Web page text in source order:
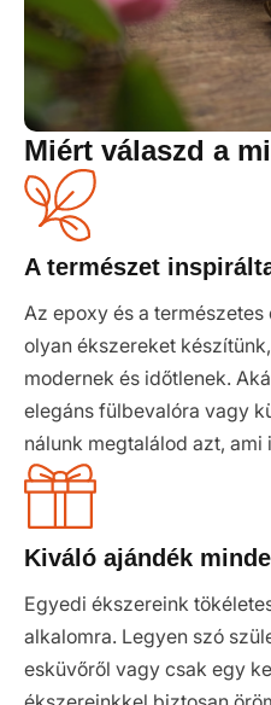
Miért válaszd a
A természet
Az epoxy és a
olyan ékszereket
modernek és időtlenek.
elegáns fülbevalóra vagy
nálunk megtalálod azt, ami
Kiváló ajándék
Egyedi ékszereink
alkalomra. Legyen szó
esküvőről vagy csak egy